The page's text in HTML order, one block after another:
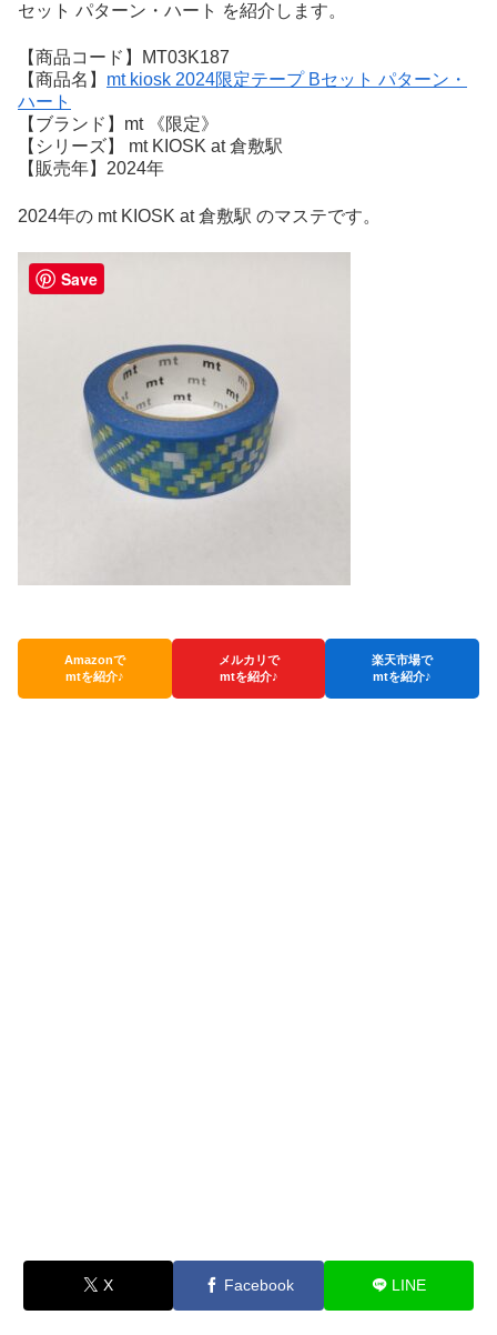
セット パターン・ハート を紹介します。
【商品コード】MT03K187
【商品名】 mt kiosk 2024限定テープ Bセット パターン・
ハート
【ブランド】mt 《限定》
【シリーズ】 mt KIOSK at 倉敷駅
【販売年】2024年
2024年の mt KIOSK at 倉敷駅 のマステです。
Amazonで
mtを紹介♪
メルカリで
mtを紹介♪
楽天市場で
mtを紹介♪
X Facebook LINE
Save